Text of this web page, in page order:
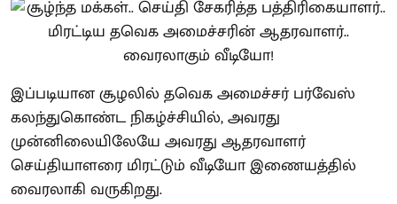
இப்படியான சூழலில் தவெக அமைச்சர் பர்வேஸ்
கலந்துகொண்ட நிகழ்ச்சியில், அவரது
முன்னிலையிலேயே அவரது ஆதரவாளர்
செய்தியாளரை மிரட்டும் வீடியோ இணையத்தில்
வைரலாகி வருகிறது.